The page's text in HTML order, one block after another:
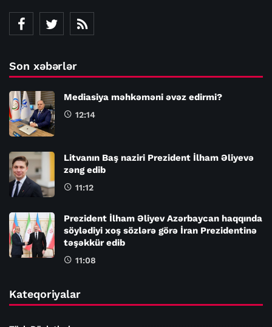
Son xəbərlər
Mediasiya məhkəməni əvəz edirmi?
12:14
Litvanın Baş naziri Prezident İlham Əliyevə
zəng edib
11:12
Prezident İlham Əliyev Azərbaycan haqqında
söylədiyi xoş sözlərə görə İran Prezidentinə
təşəkkür edib
11:08
Kateqoriyalar